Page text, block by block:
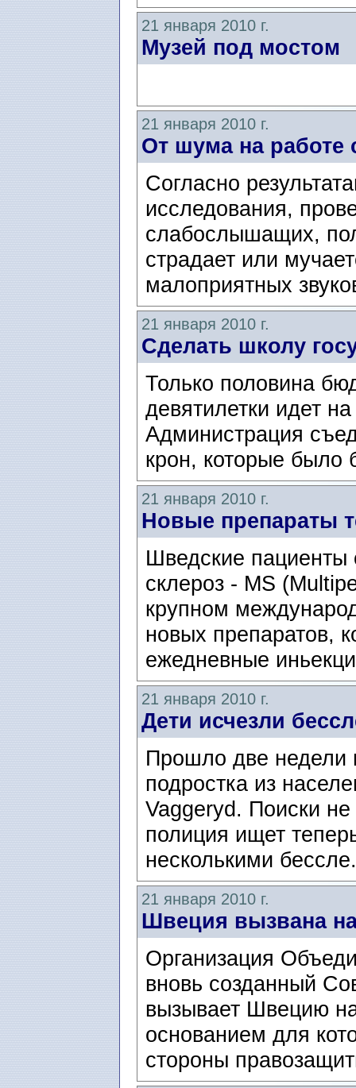
21 января 2010 г.
Музей под мостом
21 января 2010 г.
От шума на работе
Согласно
исследования,
слабослышащих,
страдает или
малоприятных
21 января 2010 г.
Сделать школу
Только половина
девятилетки идет
Администрация
крон, которые было
21 января 2010 г.
Новые препараты
Шведские пациенты
склероз - MS
крупном
новых препаратов,
ежедневные
21 января 2010 г.
Дети исчезли
Прошло две недели
подростка из
Vaggeryd. Поиски
полиция ищет
несколькими
21 января 2010 г.
Швеция вызвана
Организация
вновь созданный
вызывает Швецию
основанием для
стороны